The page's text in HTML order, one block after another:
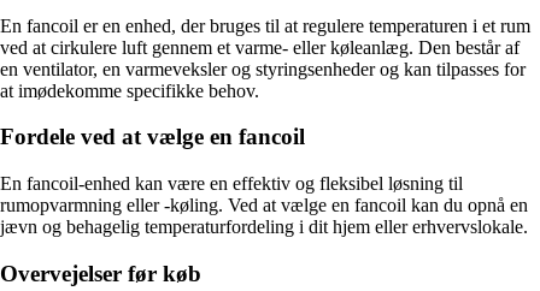
En fancoil er en enhed, der bruges til at regulere temperaturen i et rum
ved at cirkulere luft gennem et varme- eller køleanlæg. Den består af
en ventilator, en varmeveksler og styringsenheder og kan tilpasses for
at imødekomme specifikke behov.
Fordele ved at vælge en fancoil
En fancoil-enhed kan være en effektiv og fleksibel løsning til
rumopvarmning eller -køling. Ved at vælge en fancoil kan du opnå en
jævn og behagelig temperaturfordeling i dit hjem eller erhvervslokale.
Overvejelser før køb